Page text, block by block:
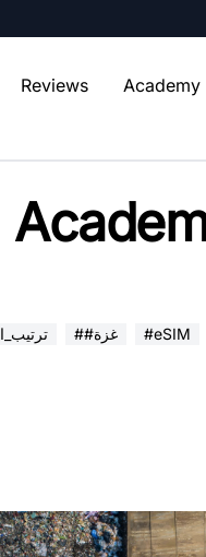
Reviews Academy
##غزة #eSIM